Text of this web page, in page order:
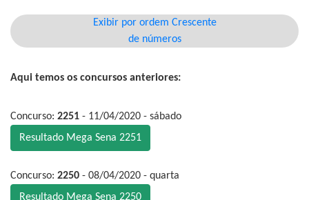
Exibir por ordem Crescente
de números
Aqui temos os concursos anteriores:
Concurso: 2251 - 11/04/2020 - sábado
Resultado Mega Sena 2251
Concurso: 2250 - 08/04/2020 - quarta
Resultado Mega Sena 2250